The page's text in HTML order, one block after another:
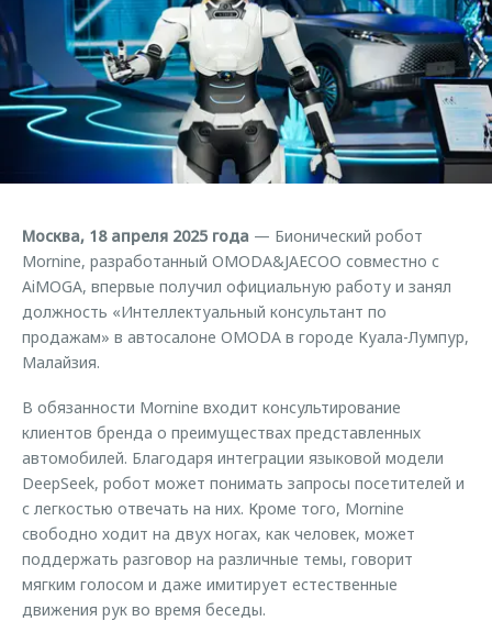
Страхование
Кредитный калькулятор
Аксессуары
Одежда и сувениры
Оригинальные аксессуары
Трейд-ин
Калькулятор трейд-ин
Клиентская поддержка
O&J Автоклуб
Клуб владельцев OMODA
Приложение O&J
Аксессуары
Оригинальные аксессуары
Запчасти
Обратная связь
Москва, 18 апреля 2025 года — Бионический робот
Mornine, разработанный OMODA&JAECOO совместно с
AiMOGA, впервые получил официальную работу и занял
должность «Интеллектуальный консультант по
продажам» в автосалоне OMODA в городе Куала-Лумпур,
Малайзия.
В обязанности Mornine входит консультирование
клиентов бренда о преимуществах представленных
автомобилей. Благодаря интеграции языковой модели
DeepSeek, робот может понимать запросы посетителей и
с легкостью отвечать на них. Кроме того, Mornine
свободно ходит на двух ногах, как человек, может
поддержать разговор на различные темы, говорит
мягким голосом и даже имитирует естественные
движения рук во время беседы.